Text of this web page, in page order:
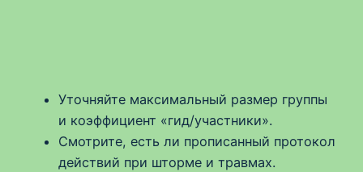
Уточняйте максимальный размер группы
и коэффициент «гид/участники».
Смотрите, есть ли прописанный протокол
действий при шторме и травмах.